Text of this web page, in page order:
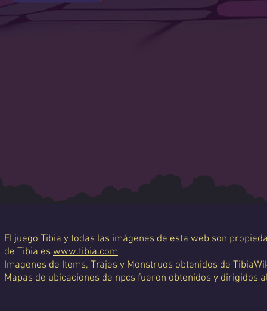
El juego Tibia y todas las imágenes de esta web son
de Tibia es www.tibia.com
Imagenes de Items, Trajes y Monstruos obtenidos de
Mapas de ubicaciones de npcs fueron obtenidos y dirigidos